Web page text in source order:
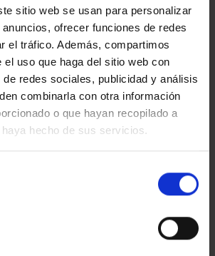
sitio web se usan para personalizar
ofrecer funciones de redes
el tráfico. Además, compartimos
el uso que haga del sitio web con
redes sociales, publicidad y análisis
combinarla con otra información
o que hayan recopilado a
hecho de sus servicios.
COMETA
153,00 €